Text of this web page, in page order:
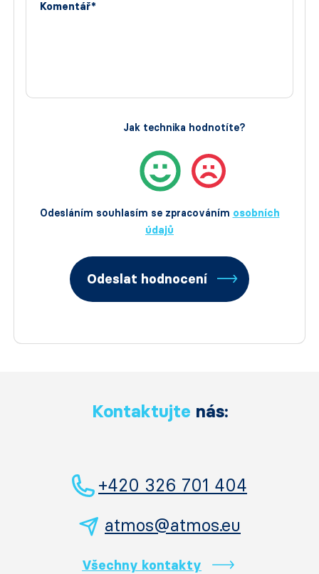
Komentář*
Odesláním souhlasím se zpracováním osobních
údajů
Jak technika hodnotíte?
Odeslat hodnocení
Kontaktujte nás:
+420 326 701 404
atmos@atmos.eu
Všechny kontakty